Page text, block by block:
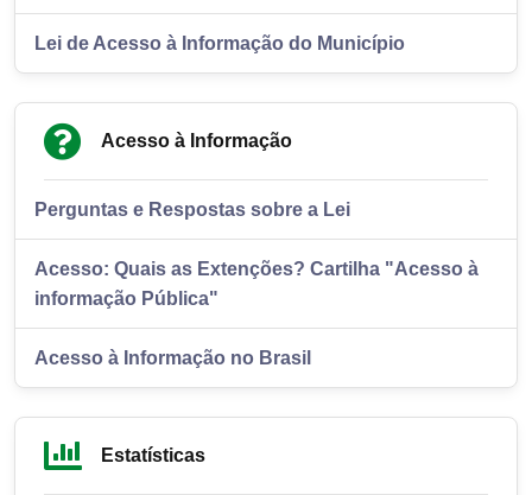
Lei de Acesso à Informação do Município
Acesso à Informação
Perguntas e Respostas sobre a Lei
Acesso: Quais as Extenções? Cartilha "Acesso à
informação Pública"
Acesso à Informação no Brasil
Estatísticas